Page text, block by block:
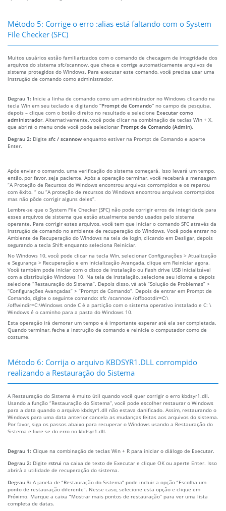
Método 5: Corrige o erro :alias está faltando com o System
File Checker (SFC)
Muitos usuários estão familiarizados com o comando de checagem de integridade dos
arquivos do sistema sfc/scannow, que checa e corrige automaticamente arquivos de
sistema protegidos do Windows. Para executar este comando, você precisa usar uma
instrução de comando como administrador.
Degrau 1: Inicie a linha de comando como um administrador no Windows clicando na
tecla Win em seu teclado e digitando “Prompt de Comando” no campo de pesquisa,
depois – clique com o botão direito no resultado e selecione Executar como
administrador. Alternativamente, você pode clicar na combinação de teclas Win + X,
que abrirá o menu onde você pode selecionar Prompt de Comando (Admin).
Degrau 2: Digite sfc / scannow enquanto estiver na Prompt de Comando e aperte
Enter.
Após enviar o comando, uma verificação do sistema começará. Isso levará um tempo,
então, por favor, seja paciente. Após a operação terminar, você receberá a mensagem
“A Proteção de Recursos do Windows encontrou arquivos corrompidos e os reparou
com êxito. “ ou “A proteção de recursos do Windows encontrou arquivos corrompidos
mas não pôde corrigir alguns deles”.
Lembre-se que o System File Checker (SFC) não pode corrigir erros de integridade para
esses arquivos de sistema que estão atualmente sendo usados pelo sistema
operante. Para corrigir estes arquivos, você tem que iniciar o comando SFC através da
instrução de comando no ambiente de recuperação do Windows. Você pode entrar no
Ambiente de Recuperação do Windows na tela de login, clicando em Desligar, depois
segurando a tecla Shift enquanto seleciona Reiniciar.
No Windows 10, você pode clicar na tecla Win, selecionar Configurações > Atualização
e Segurança > Recuperação e em Inicialização Avançada, clique em Reiniciar agora.
Você também pode iniciar com o disco de instalação ou flash drive USB inicializável
com a distribuição Windows 10. Na tela de instalação, selecione seu idioma e depois
selecione “Restauração do Sistema”. Depois disso, vá até “Solução de Problemas” >
“Configurações Avançadas” > “Prompt de Comando”. Depois de entrar em Prompt de
Comando, digite o seguinte comando: sfc /scannow /offbootdir=C:\
/offwindir=C:\Windows onde C é a partição com o sistema operativo instalado e C: \
Windows é o caminho para a pasta do Windows 10.
Esta operação irá demorar um tempo e é importante esperar até ela ser completada.
Quando terminar, feche a instrução de comando e reinicie o computador como de
costume.
Método 6: Corrija o arquivo KBDSYR1.DLL corrompido
realizando a Restauração do Sistema
A Restauração do Sistema é muito útil quando você quer corrigir o erro kbdsyr1.dll.
Usando a função “Restauração do Sistema”, você pode escolher restaurar o Windows
para a data quando o arquivo kbdsyr1.dll não estava danificado. Assim, restaurando o
Windows para uma data anterior cancela as mudanças feitas aos arquivos do sistema.
Por favor, siga os passos abaixo para recuperar o Windows usando a Restauração do
Sistema e livre-se do erro no kbdsyr1.dll.
Degrau 1: Clique na combinação de teclas Win + R para iniciar o diálogo de Executar.
Degrau 2: Digite rstrui na caixa de texto de Executar e clique OK ou aperte Enter. Isso
abrirá a utilidade de recuperação do sistema.
Degrau 3: A janela de “Restauração do Sistema” pode incluir a opção “Escolha um
ponto de restauração diferente”. Nesse caso, selecione esta opção e clique em
Próximo. Marque a caixa “Mostrar mais pontos de restauração” para ver uma lista
completa de datas.